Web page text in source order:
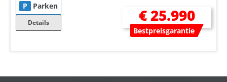
P Parken
Details € 25.990
Bestpreisgarantie